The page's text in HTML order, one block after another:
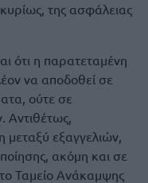
της ασφάλειας
ότι η παρατεταμένη
να αποδοθεί σε
ούτε σε
Αντιθέτως,
μεταξύ εξαγγελιών,
ακόμη και σε
Ταμείο Ανάκαμψης